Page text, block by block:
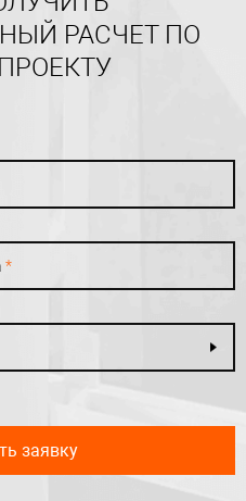
РАСЧЕТ ПО
*
заявку